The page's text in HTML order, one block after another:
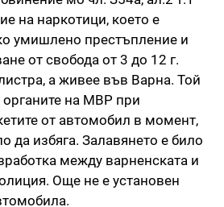
на наркотици, което е
умишлено престъпление и
от свобода от 3 до 12 г.
а живее във Варна. Той
органите на МВР при
от автомобил в момент,
да избяга. Залавянето е било
между варненската и
Още не е установен